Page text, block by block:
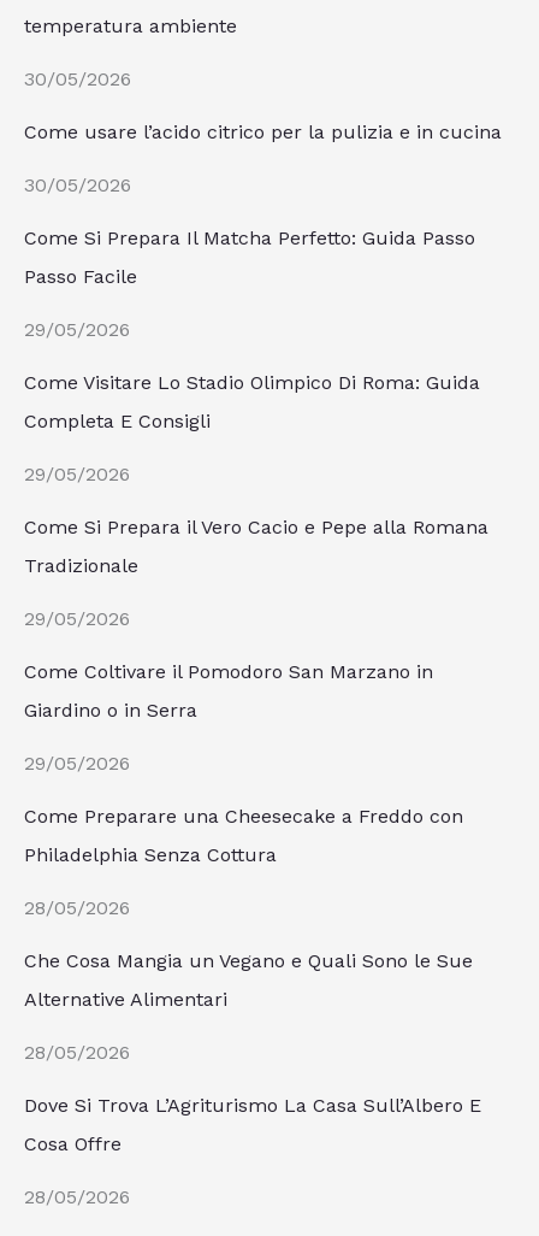
temperatura ambiente
30/05/2026
Come usare l’acido citrico per la pulizia e in cucina
30/05/2026
Come Si Prepara Il Matcha Perfetto: Guida Passo
Passo Facile
29/05/2026
Come Visitare Lo Stadio Olimpico Di Roma: Guida
Completa E Consigli
29/05/2026
Come Si Prepara il Vero Cacio e Pepe alla Romana
Tradizionale
29/05/2026
Come Coltivare il Pomodoro San Marzano in
Giardino o in Serra
29/05/2026
Come Preparare una Cheesecake a Freddo con
Philadelphia Senza Cottura
28/05/2026
Che Cosa Mangia un Vegano e Quali Sono le Sue
Alternative Alimentari
28/05/2026
Dove Si Trova L’Agriturismo La Casa Sull’Albero E
Cosa Offre
28/05/2026